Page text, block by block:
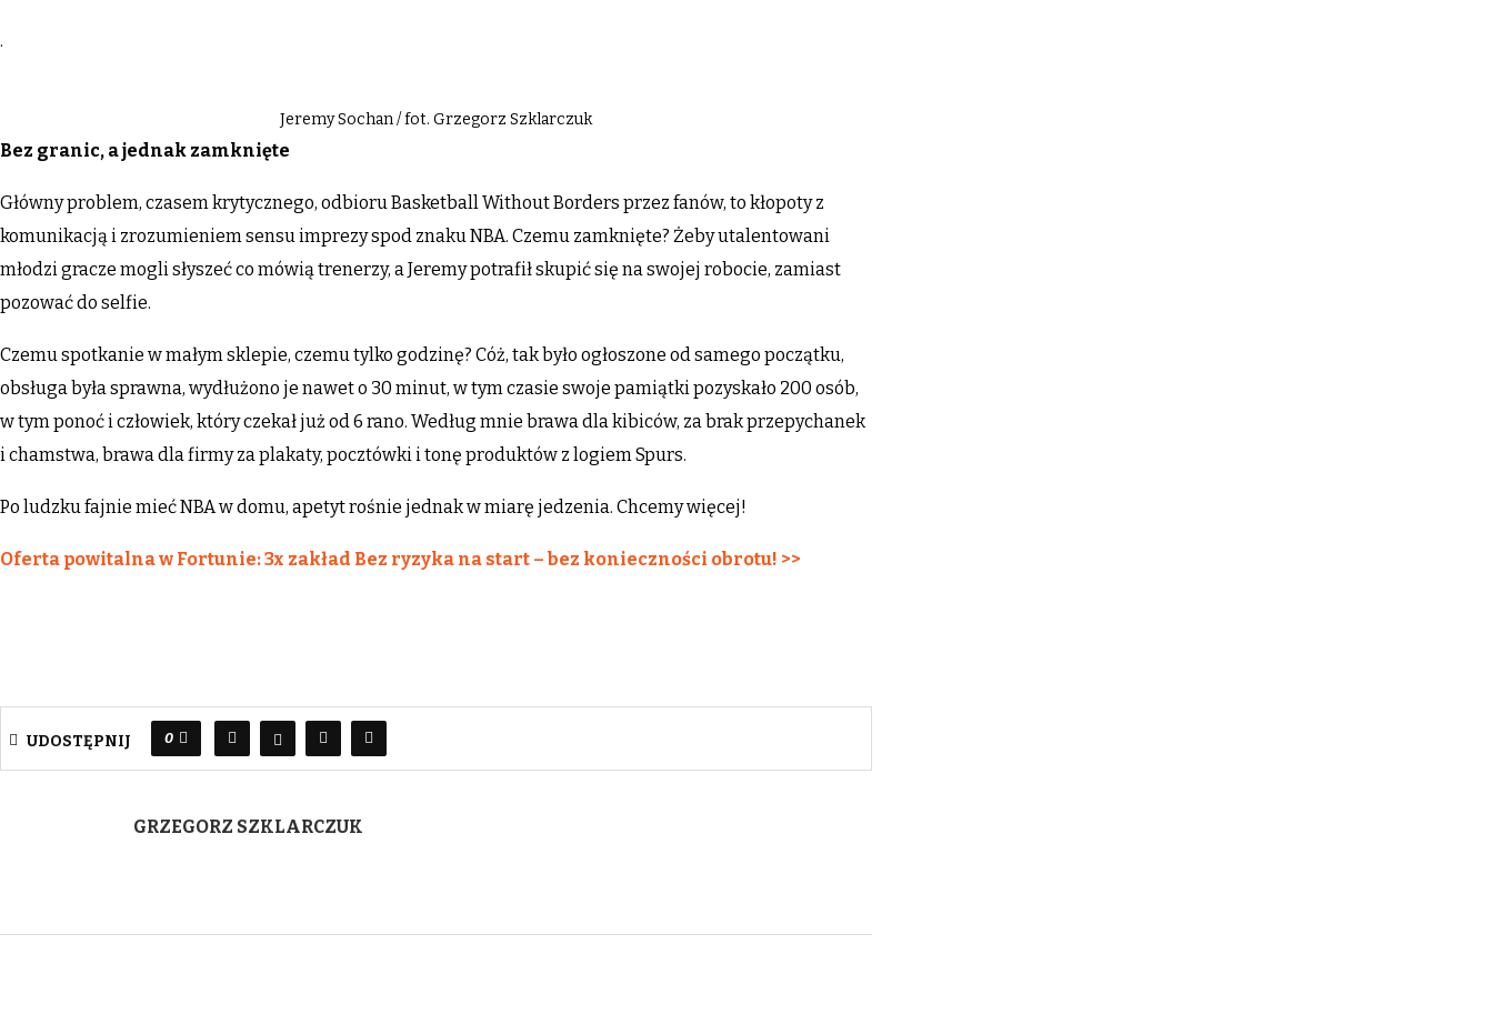
.
Jeremy Sochan / fot. Grzegorz Szklarczuk
Bez granic, a jednak zamknięte
Główny problem, czasem krytycznego, odbioru Basketball Without Borders przez fanów, to kłopoty z
komunikacją i zrozumieniem sensu imprezy spod znaku NBA. Czemu zamknięte? Żeby utalentowani
młodzi gracze mogli słyszeć co mówią trenerzy, a Jeremy potrafił skupić się na swojej robocie, zamiast
pozować do selfie.
Czemu spotkanie w małym sklepie, czemu tylko godzinę? Cóż, tak było ogłoszone od samego początku,
obsługa była sprawna, wydłużono je nawet o 30 minut, w tym czasie swoje pamiątki pozyskało 200 osób,
w tym ponoć i człowiek, który czekał już od 6 rano. Według mnie brawa dla kibiców, za brak przepychanek
i chamstwa, brawa dla firmy za plakaty, pocztówki i tonę produktów z logiem Spurs.
Po ludzku fajnie mieć NBA w domu, apetyt rośnie jednak w miarę jedzenia. Chcemy więcej!
Oferta powitalna w Fortunie: 3x zakład Bez ryzyka na start – bez konieczności obrotu! >>
UDOSTĘPNIJ 0
GRZEGORZ SZKLARCZUK